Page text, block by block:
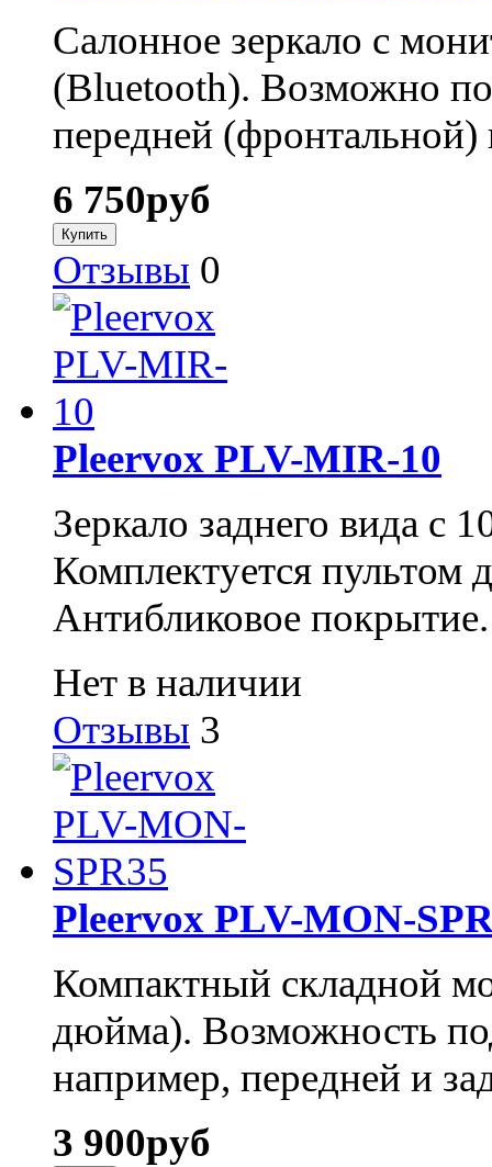
Салонное зеркало с
(Bluetooth). Возможно
передней
6 750руб
Отзывы 0
Pleervox PLV-MIR-10
Зеркало заднего вида
Комплектуется пультом
Антибликовое покрытие.
Нет в наличии
Отзывы 3
Pleervox PLV-MON-
Компактный складной
дюйма). Возможность
например, передней и
3 900руб